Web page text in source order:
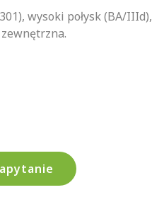
wysoki połysk (BA/IIId),